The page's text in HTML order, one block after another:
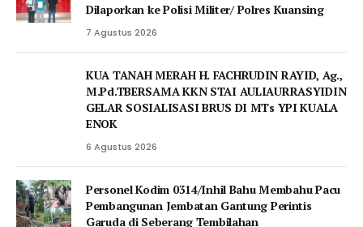
Dilaporkan ke Polisi Militer/ Polres Kuansing
7 Agustus 2026
KUA TANAH MERAH H. FACHRUDIN RAYID, Ag.,
M.Pd.TBERSAMA KKN STAI AULIAURRASYIDIN
GELAR SOSIALISASI BRUS DI MTs YPI KUALA
ENOK
6 Agustus 2026
Personel Kodim 0314/Inhil Bahu Membahu Pacu
Pembangunan Jembatan Gantung Perintis
Garuda di Seberang Tembilahan